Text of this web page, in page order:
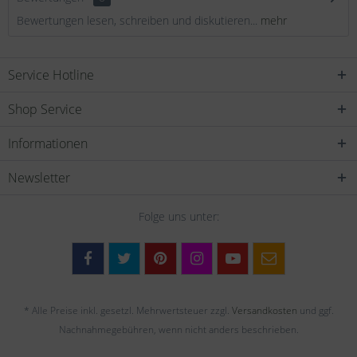
Bewertungen lesen, schreiben und diskutieren... mehr
Service Hotline
Shop Service
Informationen
Newsletter
Folge uns unter:
* Alle Preise inkl. gesetzl. Mehrwertsteuer zzgl. Versandkosten und ggf.
Nachnahmegebühren, wenn nicht anders beschrieben.